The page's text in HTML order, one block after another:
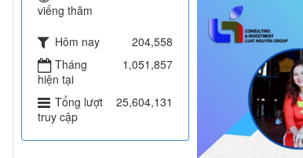
viếng thăm
Hôm nay
204,558
Tháng
hiện tại
1,051,857
Tổng lượt
truy cập
25,604,131